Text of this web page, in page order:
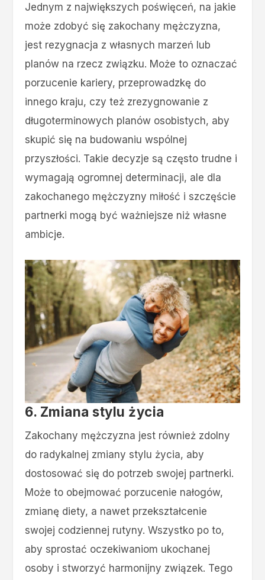
Jednym z największych poświęceń, na jakie
może zdobyć się zakochany mężczyzna,
jest rezygnacja z własnych marzeń lub
planów na rzecz związku. Może to oznaczać
porzucenie kariery, przeprowadzkę do
innego kraju, czy też zrezygnowanie z
długoterminowych planów osobistych, aby
skupić się na budowaniu wspólnej
przyszłości. Takie decyzje są często trudne i
wymagają ogromnej determinacji, ale dla
zakochanego mężczyzny miłość i szczęście
partnerki mogą być ważniejsze niż własne
ambicje.
6. Zmiana stylu życia
Zakochany mężczyzna jest również zdolny
do radykalnej zmiany stylu życia, aby
dostosować się do potrzeb swojej partnerki.
Może to obejmować porzucenie nałogów,
zmianę diety, a nawet przekształcenie
swojej codziennej rutyny. Wszystko po to,
aby sprostać oczekiwaniom ukochanej
osoby i stworzyć harmonijny związek. Tego